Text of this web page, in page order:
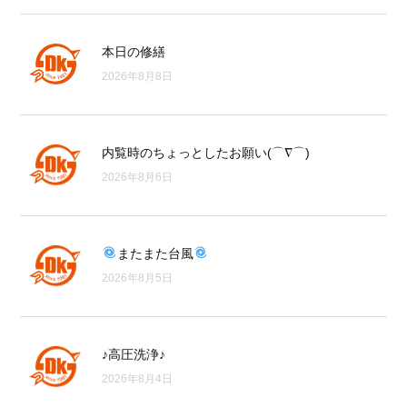
本日の修繕
2026年8月8日
内覧時のちょっとしたお願い(⌒∇⌒)
2026年8月6日
またまた台風
2026年8月5日
♪高圧洗浄♪
2026年8月4日